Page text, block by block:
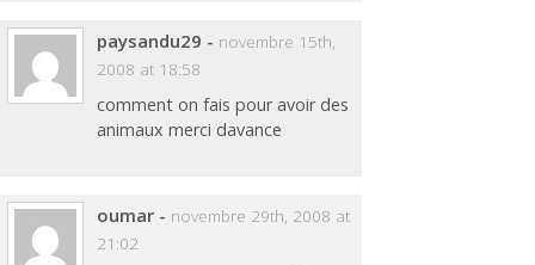
paysandu29 - novembre 15th,
2008 at 18:58
comment on fais pour avoir des
animaux merci davance
oumar - novembre 29th, 2008 at
21:02